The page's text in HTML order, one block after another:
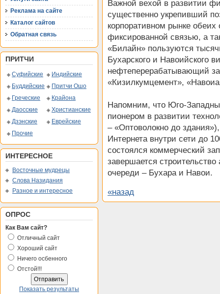
Реклама на сайте
Каталог сайтов
Обратная связь
ПРИТЧИ
Суфийские
Индийские
Буддийские
Притчи Ошо
Греческие
Крайона
Даосские
Христианские
Дзэнские
Еврейские
Прочие
ИНТЕРЕСНОЕ
Восточные мудрецы
Слова Назидания
Разное и интересное
ОПРОС
Как Вам сайт?
Отличный сайт
Хороший сайт
Ничего осбенного
Отстой!!!
Показать результаты
Важной вехой в развитии
существенно укрепивший
корпоративном рынке
фиксированной связью, а
«Билайн» пользуются
Бухарского и Навоийского
нефтеперерабатывающий
«Кизилкумцемент»,
Напомним, что Юго-
пионером в развитии
– «Оптоволокно до
Интернета внутри сети до
состоялся коммерческий
завершается
очереди – Бухара и Навои.
«назад